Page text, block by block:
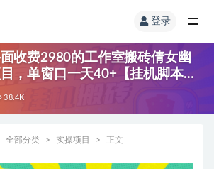
登录
面收费2980的工作室搬砖倩女幽
，单窗口一天40+【挂机脚本
38.4K
全部分类 实操项目 正文